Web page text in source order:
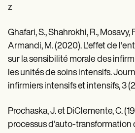
z
Ghafari, S., Shahrokhi, R., Mosavy,
Armandi, M. (2020). L'effet de
sur la sensibilité morale des
les unités de soins intensifs.
infirmiers intensifs et intensifs, 3
Prochaska, J. et DiClemente, C.
processus d'auto-transformation